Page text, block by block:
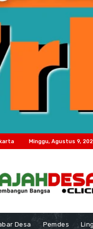
Minggu, Agustus 9,
Desa Pemdes